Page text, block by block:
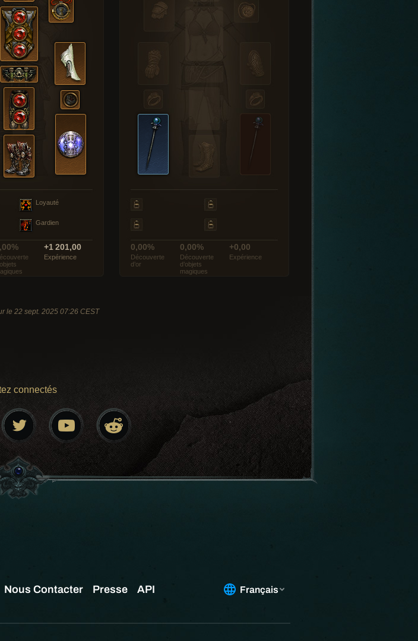
Loyauté
Gardien
+1 201,00
Expérience
0,00%
Découverte
d’or
0,00%
Découverte
d’objets
magiques
+0,00
Expérience
le 22 sept. 2025 07:26 CEST
connectés